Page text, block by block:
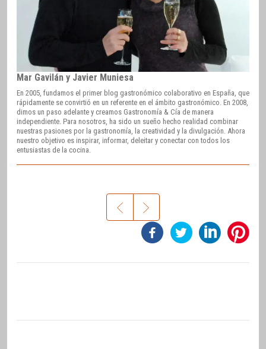
Mar Gavilán y Javier Muniesa
En 2005, fundamos el primer blog gastronómico colaborativo en España, que
rápidamente se convirtió en un referente en el ámbito gastronómico. En 2008,
dimos un paso adelante y creamos Gastronomía & Cía de manera
independiente. Para nosotros, ha sido un sueño hecho realidad combinar
nuestras pasiones por la gastronomía, la creatividad y la divulgación. Ahora
nuestro objetivo es inspirar, informar, deleitar y conectar con todos los
entusiastas de la cocina.